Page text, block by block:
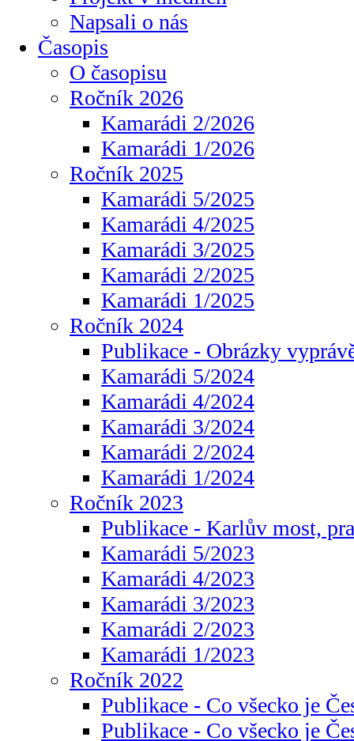
Napsali o nás
Časopis
O časopisu
Ročník 2026
Kamarádi 2/2026
Kamarádi 1/2026
Ročník 2025
Kamarádi 5/2025
Kamarádi 4/2025
Kamarádi 3/2025
Kamarádi 2/2025
Kamarádi 1/2025
Ročník 2024
Publikace - Obrázky
Kamarádi 5/2024
Kamarádi 4/2024
Kamarádi 3/2024
Kamarádi 2/2024
Kamarádi 1/2024
Ročník 2023
Publikace - Karlův most,
Kamarádi 5/2023
Kamarádi 4/2023
Kamarádi 3/2023
Kamarádi 2/2023
Kamarádi 1/2023
Ročník 2022
Publikace - Co všecko je
Publikace - Co všecko je